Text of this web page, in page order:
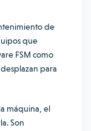
de
que
FSM como
para
máquina, el
Son